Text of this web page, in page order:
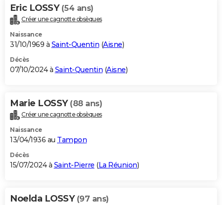
Eric LOSSY (54 ans)
Créer une cagnotte obsèques
Naissance
31/10/1969 à Saint-Quentin (Aisne)
Décès
07/10/2024 à Saint-Quentin (Aisne)
Marie LOSSY (88 ans)
Créer une cagnotte obsèques
Naissance
13/04/1936 au Tampon
Décès
15/07/2024 à Saint-Pierre (La Réunion)
Noelda LOSSY (97 ans)